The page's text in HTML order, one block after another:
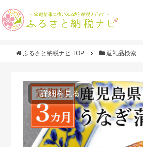
ふるさと納税ナビ TOP 返礼品検索
詳細を見る